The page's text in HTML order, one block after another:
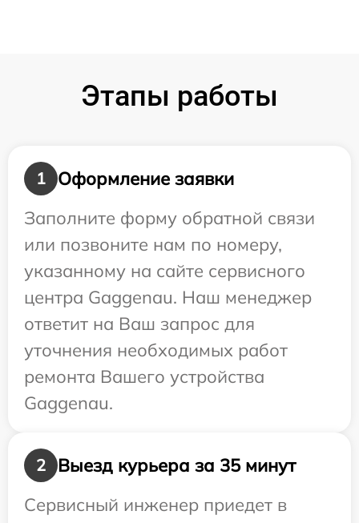
Этапы работы
1
Оформление заявки
Заполните форму обратной связи
или позвоните нам по номеру,
указанному на сайте сервисного
центра Gaggenau. Наш менеджер
ответит на Ваш запрос для
уточнения необходимых работ
ремонта Вашего устройства
Gaggenau.
2
Выезд курьера за 35 минут
Сервисный инженер приедет в